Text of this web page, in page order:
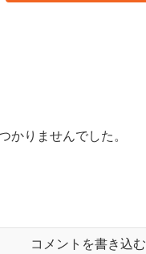
かりませんでした。
コメントを書き込む